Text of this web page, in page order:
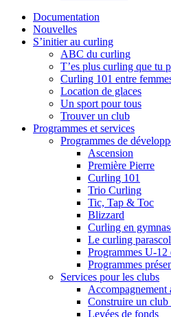
Documentation
Nouvelles
S’initier au curling
ABC du curling
T’es plus curling que tu
Curling 101 entre
Location de glaces
Un sport pour tous
Trouver un club
Programmes et services
Programmes de
Ascension
Première Pierre
Curling 101
Trio Curling
Tic, Tap & Toc
Blizzard
Curling en
Le curling
Programmes U-12
Programmes
Services pour les clubs
Accompagnement
Construire un
Levées de fonds